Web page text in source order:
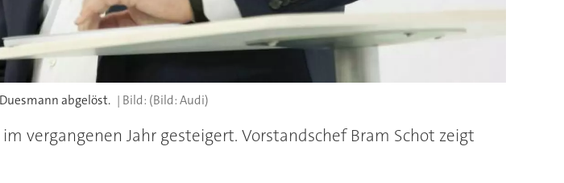
abgelöst. (Bild: Audi)
vergangenen Jahr gesteigert. Vorstandschef Bram Schot zeigt